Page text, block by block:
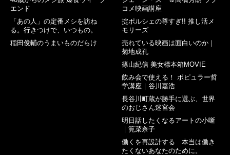
エンド
「あの人」の定番メシを訪ね
る。行きつけで、いつもの。
稲田俊輔のうまいものだらけ
コメ映画講座
掟ポルシェの尊すぎ!! 推し活メ
モリーズ
売れている映画は面白いのか｜
菊地成孔
篠山紀信 美女標本箱MOVIE
飲み会で使える！ ポピュラー哲
学講座｜谷川嘉浩
長谷川町蔵が勝手に選ぶ、世界
のおじさん迷宮会
明日話したくなるアートの小噺
｜筧菜奈子
働くを再設計する 本当は働き
たくないあなたのために。